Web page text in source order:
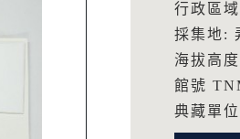
行政區
採集地:
海拔高
館號
典藏單